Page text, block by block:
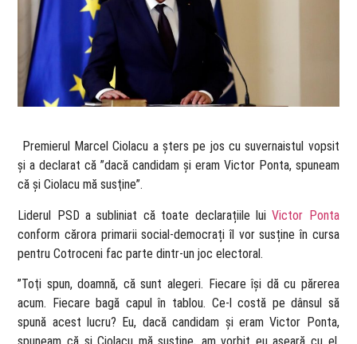
​ Premierul Marcel Ciolacu a șters pe jos cu suvernaistul vopsit
și a declarat că ”dacă candidam şi eram Victor Ponta, spuneam
că şi Ciolacu mă susţine”.
Liderul PSD a subliniat că toate declarațiile luiVictor Ponta
conform cărora primarii social-democrați îl vor susține în cursa
pentru Cotroceni fac parte dintr-un joc electoral.
”Toţi spun, doamnă, că sunt alegeri. Fiecare îşi dă cu părerea
acum. Fiecare bagă capul în tablou. Ce-l costă pe dânsul să
spună acest lucru? Eu, dacă candidam şi eram Victor Ponta,